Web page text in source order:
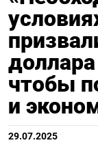
чтобы
и
29.07.2025